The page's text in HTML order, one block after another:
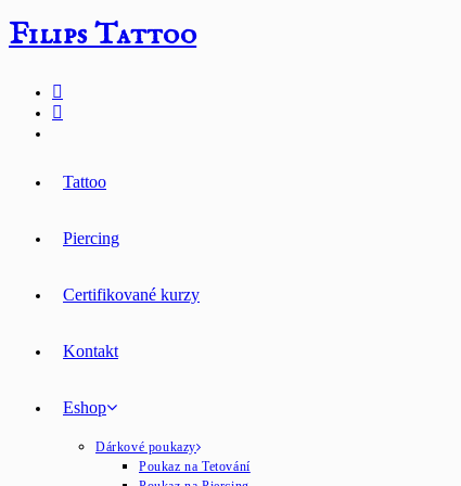
Přejít
k
Filips Tattoo
Tattoo
Piercing
Certifikované kurzy
Kontakt
Eshop
Dárkové poukazy
Poukaz na Tetování